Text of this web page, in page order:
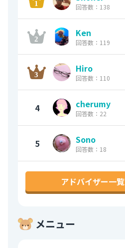
回答数：138
Ken
回答数：119
Hiro
回答数：110
4 cherumy
回答数：22
5 Sono
回答数：18
アドバイザー一覧
メニュー